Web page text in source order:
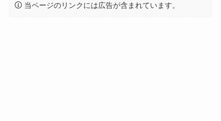
当ページのリンクには広告が含まれています。